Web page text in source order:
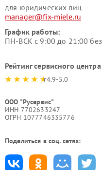
для юридических лиц
manager@fix-miele.ru
График работы:
ПН-ВСК с 9:00 до 21:00
Рейтинг сервисного центра
4.9-5.0
ООО "Русервис"
ИНН 7702633247
ОГРН 1077746335776
Поделиться в соц. сетях: